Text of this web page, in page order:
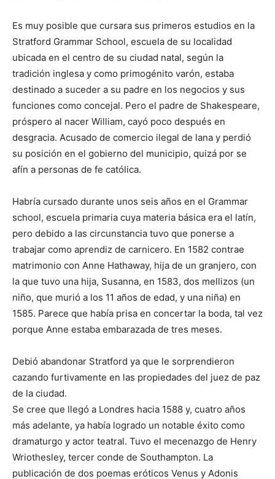
Es muy posible que cursara sus primeros estudios en la
Stratford Grammar School, escuela de su localidad
ubicada en el centro de su ciudad natal, según la
tradición inglesa y como primogénito varón, estaba
destinado a suceder a su padre en los negocios y sus
funciones como concejal. Pero el padre de Shakespeare,
próspero al nacer William, cayó poco después en
desgracia. Acusado de comercio ilegal de lana y perdió
su posición en el gobierno del municipio, quizá por se
afín a personas de fe católica.
Habría cursado durante unos seis años en el Grammar
school, escuela primaria cuya materia básica era el latín,
pero debido a las circunstancia tuvo que ponerse a
trabajar como aprendiz de carnicero. En 1582 contrae
matrimonio con Anne Hathaway, hija de un granjero, con
la que tuvo una hija, Susanna, en 1583, dos mellizos (un
niño, que murió a los 11 años de edad, y una niña) en
1585. Parece que había prisa en concertar la boda, tal vez
porque Anne estaba embarazada de tres meses.
Debió abandonar Stratford ya que le sorprendieron
cazando furtivamente en las propiedades del juez de paz
de la ciudad.
Se cree que llegó a Londres hacia 1588 y, cuatro años
más adelante, ya había logrado un notable éxito como
dramaturgo y actor teatral. Tuvo el mecenazgo de Henry
Wriothesley, tercer conde de Southampton. La
publicación de dos poemas eróticos Venus y Adonis